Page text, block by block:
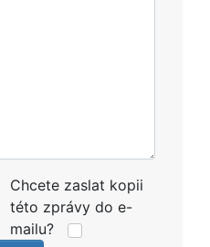
Chcete zaslat kopii
této zprávy do e-
mailu?